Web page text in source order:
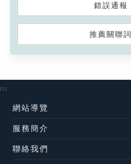
錯誤通報
推薦關聯詞
:::
網站導覽
服務簡介
聯絡我們